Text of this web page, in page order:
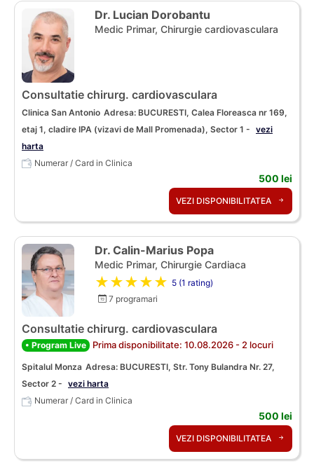
Dr. Lucian Dorobantu
Medic Primar, Chirurgie cardiovasculara
Consultatie chirurg. cardiovasculara
Clinica San Antonio Adresa: BUCURESTI, Calea Floreasca nr 169,
etaj 1, cladire IPA (vizavi de Mall Promenada), Sector 1 - vezi
harta
Numerar / Card in Clinica
500 lei
VEZI DISPONIBILITATEA
Dr. Calin-Marius Popa
Medic Primar, Chirurgie Cardiaca
★★★★★ 5 (1 rating)
7 programari
Consultatie chirurg. cardiovasculara
• Program Live Prima disponibilitate: 10.08.2026 - 2 locuri
Spitalul Monza Adresa: BUCURESTI, Str. Tony Bulandra Nr. 27,
Sector 2 - vezi harta
Numerar / Card in Clinica
500 lei
VEZI DISPONIBILITATEA